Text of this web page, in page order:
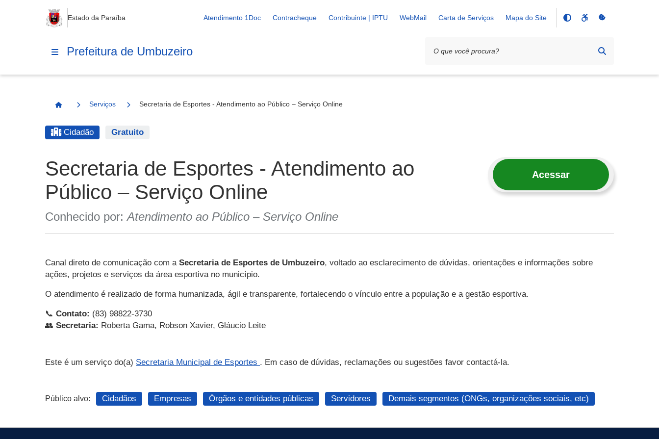
Estado da Paraíba Atendimento 1Doc Contracheque Contribuinte | IPTU WebMail Carta de Serviços Mapa do Site
Prefeitura de Umbuzeiro
Página Inicial
Serviços Secretaria de Esportes - Atendimento ao Público – Serviço Online
Cidadão Gratuito
Secretaria de Esportes - Atendimento ao
Público – Serviço Online
Conhecido por:Atendimento ao Público – Serviço Online
Acessar
Canal direto de comunicação com a Secretaria de Esportes de Umbuzeiro, voltado ao esclarecimento de dúvidas, orientações e informações sobre
ações, projetos e serviços da área esportiva no município.
O atendimento é realizado de forma humanizada, ágil e transparente, fortalecendo o vínculo entre a população e a gestão esportiva.
📞 Contato: (83) 98822-3730
👥 Secretaria: Roberta Gama, Robson Xavier, Gláucio Leite
Este é um serviço do(a) Secretaria Municipal de Esportes . Em caso de dúvidas, reclamações ou sugestões favor contactá-la.
Público alvo: Cidadãos Empresas Órgãos e entidades públicas Servidores Demais segmentos (ONGs, organizações sociais, etc)